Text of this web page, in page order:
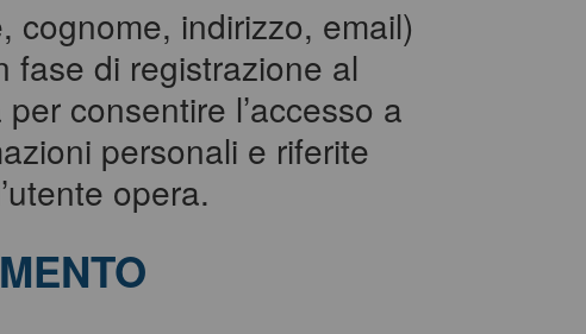
cognome, indirizzo, email)
fase di registrazione al
consentire l’accesso a
personali e riferite
opera.